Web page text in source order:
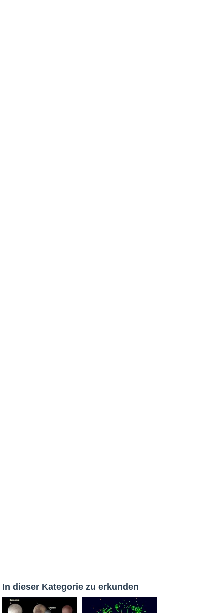
In dieser Kategorie zu erkunden